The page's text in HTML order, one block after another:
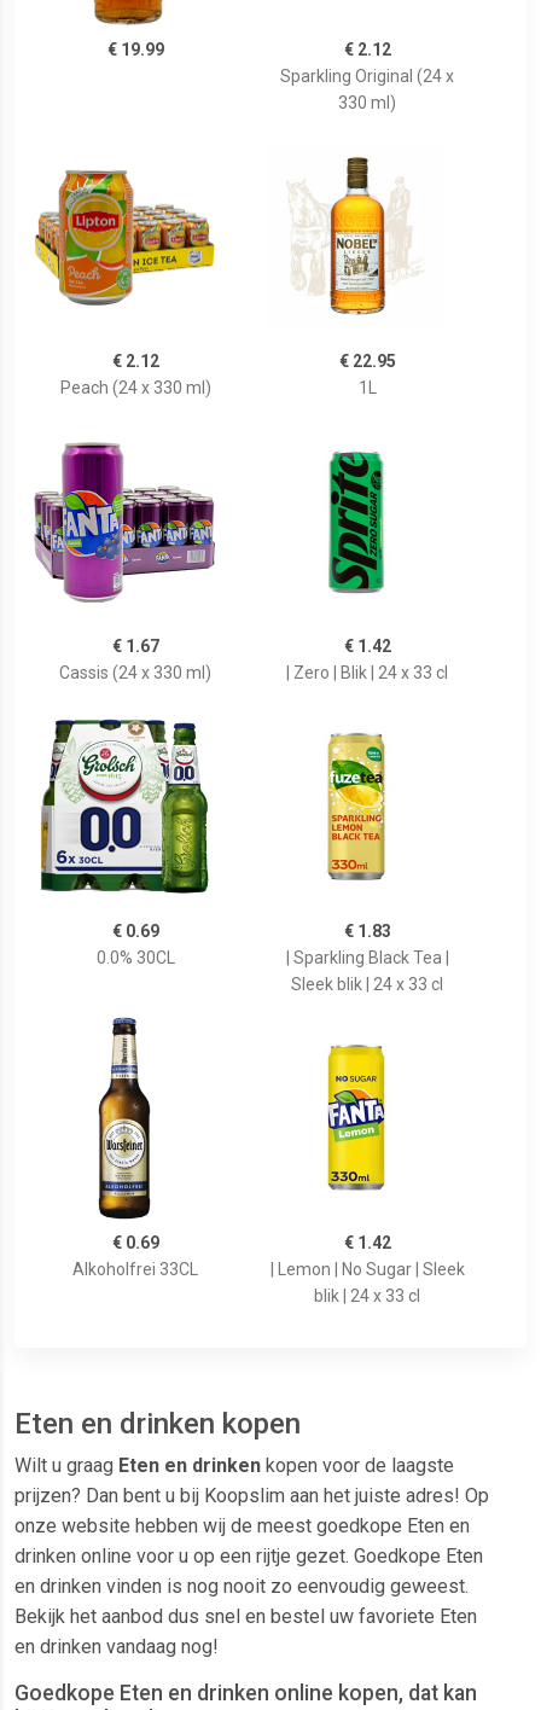
€ 19.99
€ 2.12
Sparkling Original (24 x
330 ml)
€ 2.12
Peach (24 x 330 ml)
€ 22.95
1L
€ 1.67
Cassis (24 x 330 ml)
€ 1.42
| Zero | Blik | 24 x 33 cl
€ 0.69
0.0% 30CL
€ 1.83
| Sparkling Black Tea |
Sleek blik | 24 x 33 cl
€ 0.69
Alkoholfrei 33CL
€ 1.42
| Lemon | No Sugar | Sleek
blik | 24 x 33 cl
Eten en drinken kopen
Wilt u graag Eten en drinken kopen voor de laagste
prijzen? Dan bent u bij Koopslim aan het juiste adres! Op
onze website hebben wij de meest goedkope Eten en
drinken online voor u op een rijtje gezet. Goedkope Eten
en drinken vinden is nog nooit zo eenvoudig geweest.
Bekijk het aanbod dus snel en bestel uw favoriete Eten
en drinken vandaag nog!
Goedkope Eten en drinken online kopen, dat kan